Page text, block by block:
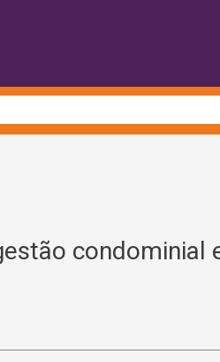
condominial